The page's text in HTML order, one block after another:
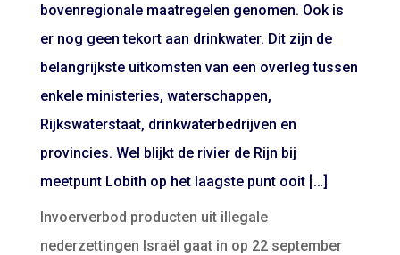
bovenregionale maatregelen genomen. Ook is
er nog geen tekort aan drinkwater. Dit zijn de
belangrijkste uitkomsten van een overleg tussen
enkele ministeries, waterschappen,
Rijkswaterstaat, drinkwaterbedrijven en
provincies. Wel blijkt de rivier de Rijn bij
meetpunt Lobith op het laagste punt ooit […]
Invoerverbod producten uit illegale
nederzettingen Israël gaat in op 22 september